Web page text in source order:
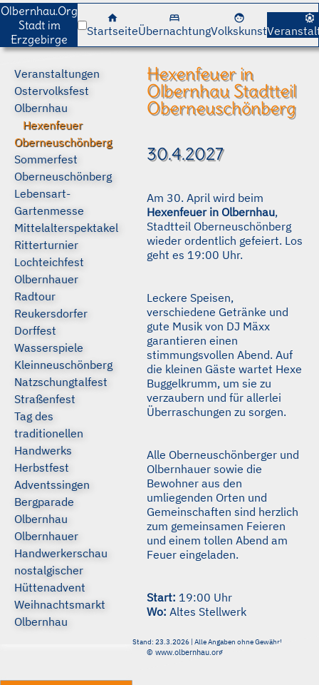
Olbernhau.Org
Stadt im
Erzgebirge
home
Startseite
bed
Übernachtung
face
Volkskunst
attractions
Veranstaltungen
Ostervolksfest
Olbernhau
Hexenfeuer
Oberneuschönberg
Sommerfest
Oberneuschönberg
Lebensart-
Gartenmesse
Mittelalterspektakel
Ritterturnier
Lochteichfest
Olbernhauer
Radtour
Reukersdorfer
Dorffest
Wasserspiele
Kleinneuschönberg
Natzschungtalfest
Straßenfest
Tag des
traditionellen
Handwerks
Herbstfest
Adventssingen
Bergparade
Olbernhau
Olbernhauer
Handwerkerschau
nostalgischer
Hüttenadvent
Weihnachtsmarkt
Olbernhau
Hexenfeuer in
Olbernhau Stadtteil
Oberneuschönberg
30.4.2027
Am 30. April wird beim
Hexenfeuer in Olbernhau,
Stadtteil Oberneuschönberg
wieder ordentlich gefeiert. Los
geht es 19:00 Uhr.
Leckere Speisen,
verschiedene Getränke und
gute Musik von DJ Mäxx
garantieren einen
stimmungsvollen Abend. Auf
die kleinen Gäste wartet Hexe
Buggelkrumm, um sie zu
verzaubern und für allerlei
Überraschungen zu sorgen.
Alle Oberneuschönberger und
Olbernhauer sowie die
Bewohner aus den
umliegenden Orten und
Gemeinschaften sind herzlich
zum gemeinsamen Feieren
und einem tollen Abend am
Feuer eingeladen.
Start: 19:00 Uhr
Wo: Altes Stellwerk
Stand: 23.3.2026 | Alle Angaben ohne Gewähr!
© www.olbernhau.org